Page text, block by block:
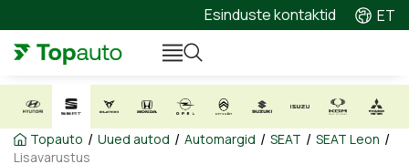
Esinduste kontaktid ET
Topauto / Uued autod / Automargid / SEAT / SEAT Leon /
Lisavarustus